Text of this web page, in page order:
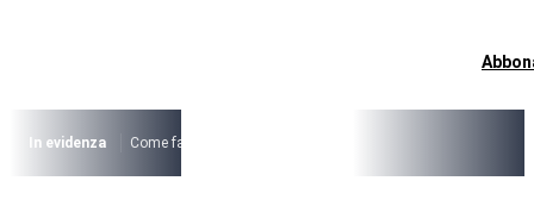
I più cercati
In evidenza Come fare per …
Lorem ipsum dolor sit amet consectetur